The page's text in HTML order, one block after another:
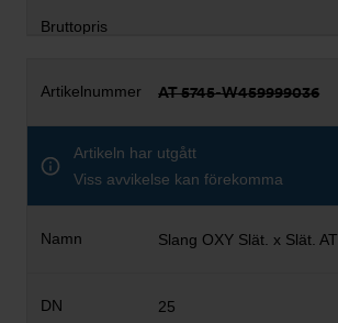
AT 5745-W459999036
Artikeln har utgått
Viss avvikelse kan förekomma
Slang OXY Slät. x Slät. AT
25